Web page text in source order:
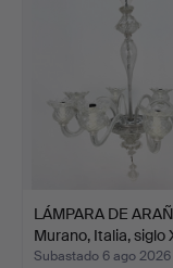
LÁMPARA DE
Murano, Italia, siglo
Subastado 6 ago 2026